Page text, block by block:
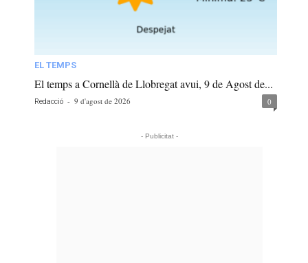
EL TEMPS
El temps a Cornellà de Llobregat avui, 9 de Agost de...
Redacció - 9 d'agost de 2026 0
- Publicitat -